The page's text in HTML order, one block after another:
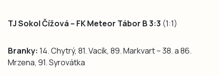
TJ Sokol Čížová – FK Meteor Tábor B 3:3 (1:1)
Branky: 14. Chytrý, 81. Vacík, 89. Markvart – 38. a 86.
Mrzena, 91. Syrovátka